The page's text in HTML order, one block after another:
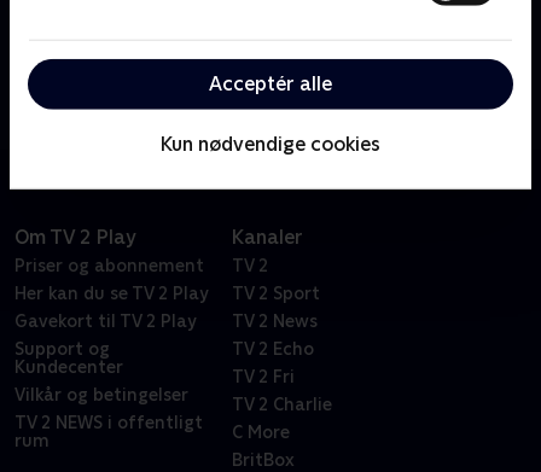
Acceptér alle
Kun nødvendige cookies
arbejdsplads for flere tusinde danskere. CPH
Lufthavnen er en serie, som skildrer denne
arbejdsplads på alle niveauer. Der er langt fra
bagagebåndet til kontroltårnet og fra
Om TV 2 Play
Priser og abonnement
Her kan du se TV 2 Play
Gavekort til TV 2 Play
Support og
Kundecenter
Vilkår og betingelser
TV 2 NEWS i offentligt
rum
Kanaler
TV 2
TV 2 Sport
TV 2 News
TV 2 Echo
TV 2 Fri
TV 2 Charlie
C More
BritBox